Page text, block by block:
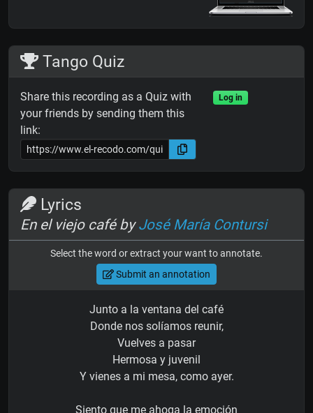
Tango Quiz
Share this recording as a Quiz with
your friends by sending them this
link:
Log in
Lyrics
En el viejo café byJosé María Contursi
Select the word or extract your want to annotate.
Submit an annotation
Junto a la ventana del café
Donde nos solíamos reunir,
Vuelves a pasar
Hermosa y juvenil
Y vienes a mi mesa, como ayer.
Siento que me ahoga la emoción